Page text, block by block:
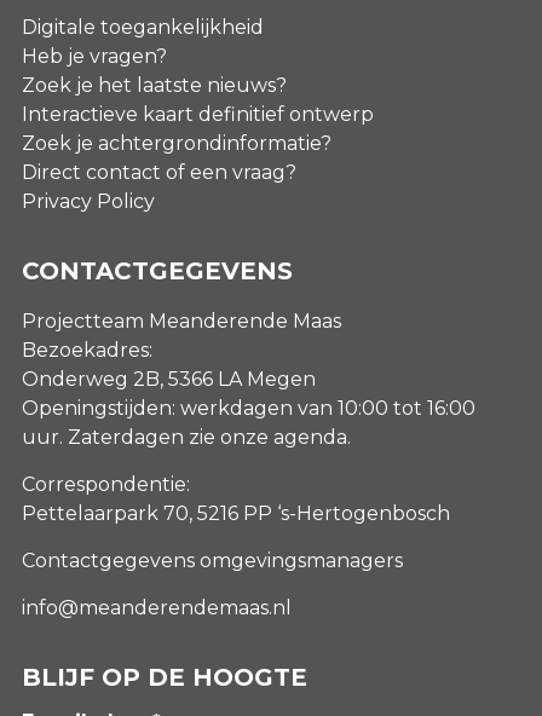
Digitale toegankelijkheid
Heb je vragen?
Zoek je het laatste nieuws?
Interactieve kaart definitief ontwerp
Zoek je achtergrondinformatie?
Direct contact of een vraag?
Privacy Policy
CONTACTGEGEVENS
Projectteam Meanderende Maas
Bezoekadres:
Onderweg 2B, 5366 LA Megen
Openingstijden: werkdagen van 10:00 tot 16:00
uur. Zaterdagen zie onze agenda.
Correspondentie:
Pettelaarpark 70, 5216 PP ‘s-Hertogenbosch
Contactgegevens omgevingsmanagers
info@meanderendemaas.nl
BLIJF OP DE HOOGTE